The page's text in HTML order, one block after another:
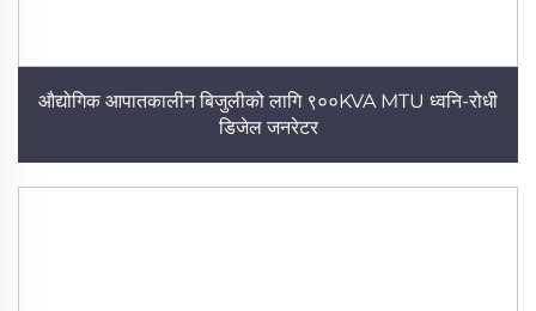
औद्योगिक आपातकालीन बिजुलीको लागि ९००KVA MTU ध्वनि-रोधी
डिजेल जनरेटर